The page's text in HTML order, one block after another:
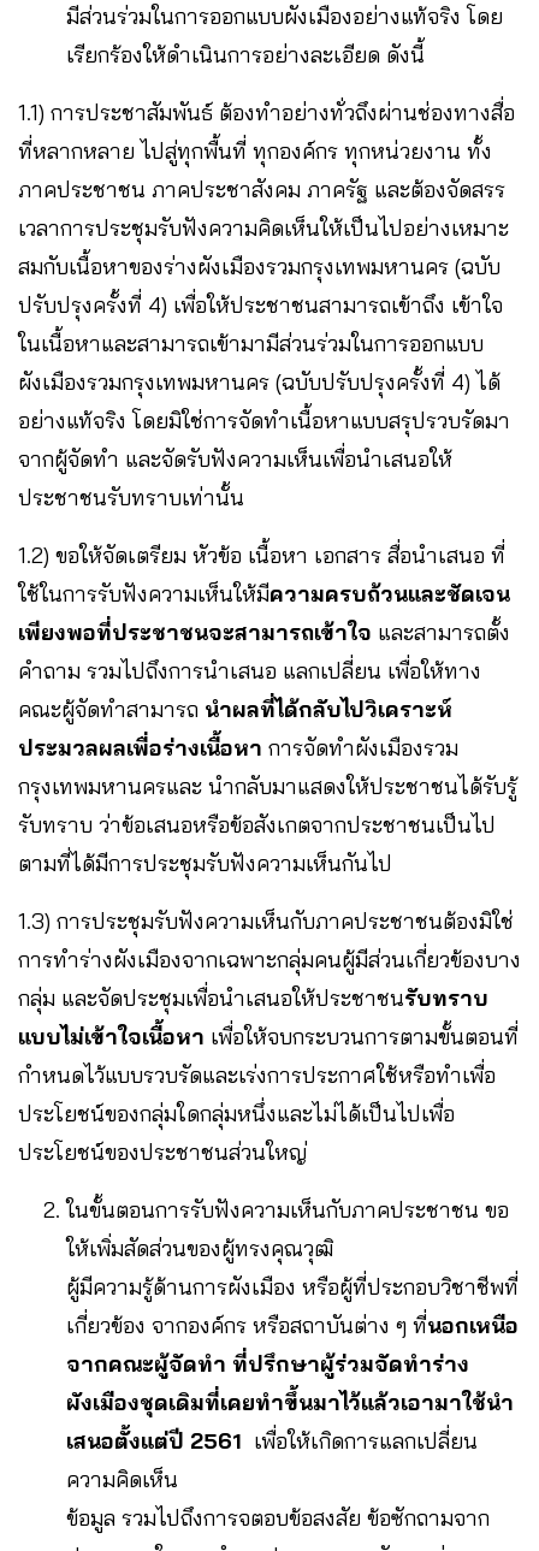
มีส่วนร่วมในการออกแบบผังเมืองอย่างแท้จริง โดย
เรียกร้องให้ดำเนินการอย่างละเอียด ดังนี้
1.1) การประชาสัมพันธ์ ต้องทำอย่างทั่วถึงผ่านช่องทางสื่อ
ที่หลากหลาย ไปสู่ทุกพื้นที่ ทุกองค์กร ทุกหน่วยงาน ทั้ง
ภาคประชาชน ภาคประชาสังคม ภาครัฐ และต้องจัดสรร
เวลาการประชุมรับฟังความคิดเห็นให้เป็นไปอย่างเหมาะ
สมกับเนื้อหาของร่างผังเมืองรวมกรุงเทพมหานคร (ฉบับ
ปรับปรุงครั้งที่ 4) เพื่อให้ประชาชนสามารถเข้าถึง เข้าใจ
ในเนื้อหาและสามารถเข้ามามีส่วนร่วมในการออกแบบ
ผังเมืองรวมกรุงเทพมหานคร (ฉบับปรับปรุงครั้งที่ 4) ได้
อย่างแท้จริง โดยมิใช่การจัดทำเนื้อหาแบบสรุปรวบรัดมา
จากผู้จัดทำ และจัดรับฟังความเห็นเพื่อนำเสนอให้
ประชาชนรับทราบเท่านั้น
1.2) ขอให้จัดเตรียม หัวข้อ เนื้อหา เอกสาร สื่อนำเสนอ ที่
ใช้ในการรับฟังความเห็นให้มีความครบถ้วนและชัดเจน
เพียงพอที่ประชาชนจะสามารถเข้าใจ และสามารถตั้ง
คำถาม รวมไปถึงการนำเสนอ แลกเปลี่ยน เพื่อให้ทาง
คณะผู้จัดทำสามารถ นำผลที่ได้กลับไปวิเคราะห์
ประมวลผลเพื่อร่างเนื้อหา การจัดทำผังเมืองรวม
กรุงเทพมหานครและ นำกลับมาแสดงให้ประชาชนได้รับรู้
รับทราบ ว่าข้อเสนอหรือข้อสังเกตจากประชาชนเป็นไป
ตามที่ได้มีการประชุมรับฟังความเห็นกันไป
1.3) การประชุมรับฟังความเห็นกับภาคประชาชนต้องมิใช่
การทำร่างผังเมืองจากเฉพาะกลุ่มคนผู้มีส่วนเกี่ยวข้องบาง
กลุ่ม และจัดประชุมเพื่อนำเสนอให้ประชาชนรับทราบ
แบบไม่เข้าใจเนื้อหา เพื่อให้จบกระบวนการตามขั้นตอนที่
กำหนดไว้แบบรวบรัดและเร่งการประกาศใช้หรือทำเพื่อ
ประโยชน์ของกลุ่มใดกลุ่มหนึ่งและไม่ได้เป็นไปเพื่อ
ประโยชน์ของประชาชนส่วนใหญ่
ในขั้นตอนการรับฟังความเห็นกับภาคประชาชน ขอ
ให้เพิ่มสัดส่วนของผู้ทรงคุณวุฒิ
ผู้มีความรู้ด้านการผังเมือง หรือผู้ที่ประกอบวิชาชีพที่
เกี่ยวข้อง จากองค์กร หรือสถาบันต่าง ๆ ที่นอกเหนือ
จากคณะผู้จัดทำ ที่ปรึกษาผู้ร่วมจัดทำร่าง
ผังเมืองชุดเดิมที่เคยทำขึ้นมาไว้แล้วเอามาใช้นำ
เสนอตั้งแต่ปี 2561 เพื่อให้เกิดการแลกเปลี่ยน
ความคิดเห็น
ข้อมูล รวมไปถึงการจตอบข้อสงสัย ข้อซักถามจาก